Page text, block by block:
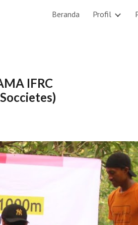
Skip to navigation
Beranda Profil
IFRC